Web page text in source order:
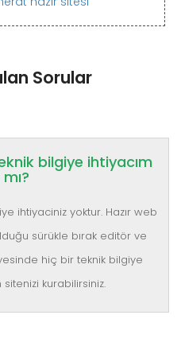
Sorular
bilgiye ihtiyacım
ihtiyaciniz yoktur. Hazır web
sürükle bırak editör ve
hiç bir teknik bilgiye
sitenizi kurabilirsiniz.